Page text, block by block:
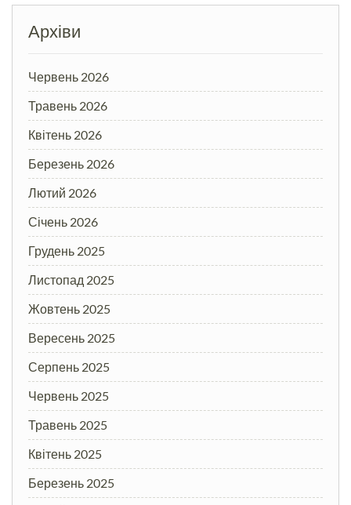
Архіви
Червень 2026
Травень 2026
Квітень 2026
Березень 2026
Лютий 2026
Січень 2026
Грудень 2025
Листопад 2025
Жовтень 2025
Вересень 2025
Серпень 2025
Червень 2025
Травень 2025
Квітень 2025
Березень 2025